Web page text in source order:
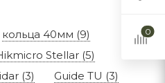
кольца 40мм (9)
Stellar (5)
(3) Guide TU (3)
0